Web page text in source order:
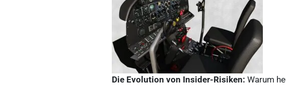
Die Evolution von Insider-Risiken: Warum